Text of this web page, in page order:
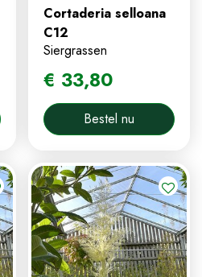
Cortaderia selloana
C12
Siergrassen
€ 33,80
Bestel nu